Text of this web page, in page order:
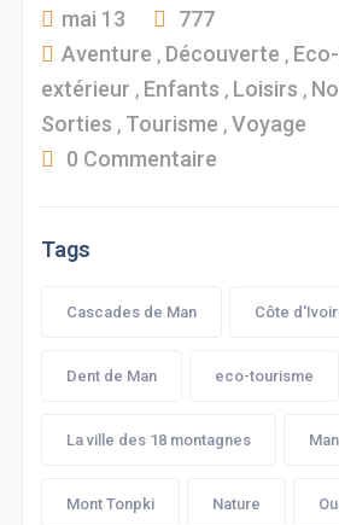
mai 13
777
Aventure , Découverte ,
extérieur , Enfants , Loisirs ,
Sorties , Tourisme ,Voyage
0 Commentaire
Tags
Cascades de Man Côte
Dent de Man eco-tourisme
La ville des 18 montagnes Man
Mont Tonpki Nature